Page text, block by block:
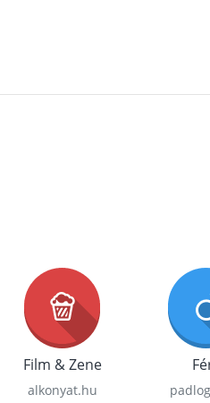
Film & Zene
alkonyat.hu